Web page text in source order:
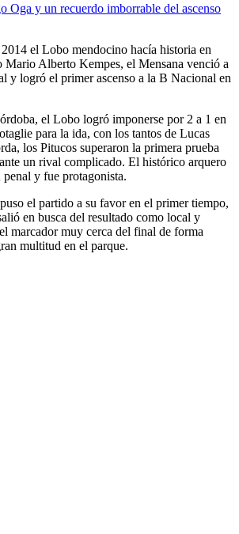
Oga y un recuerdo imborrable del ascenso
el Lobo mendocino hacía historia en
Mario Alberto Kempes, el Mensana venció a
y logró el primer ascenso a la B Nacional en
el Lobo logró imponerse por 2 a 1 en
para la ida, con los tantos de Lucas
los Pitucos superaron la primera prueba
un rival complicado. El histórico arquero
y fue protagonista.
el partido a su favor en el primer tiempo,
en busca del resultado como local y
marcador muy cerca del final de forma
multitud en el parque.